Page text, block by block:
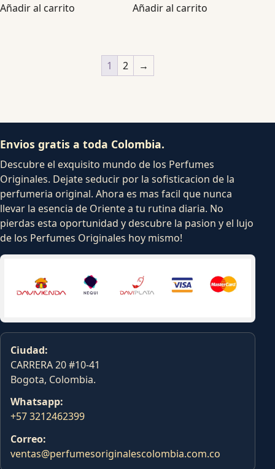
Añadir al carrito Añadir al carrito
1 2 →
Envios gratis a toda Colombia.
Descubre el exquisito mundo de los Perfumes
Originales. Dejate seducir por la sofisticacion de la
perfumeria original. Ahora es mas facil que nunca
llevar la esencia de Oriente a tu rutina diaria. No
pierdas esta oportunidad y descubre la pasion y el lujo
de los Perfumes Originales hoy mismo!
Ciudad:
CARRERA 20 #10-41
Bogota, Colombia.
Whatsapp:
+57 3212462399
Correo:
ventas@perfumesoriginalescolombia.com.co